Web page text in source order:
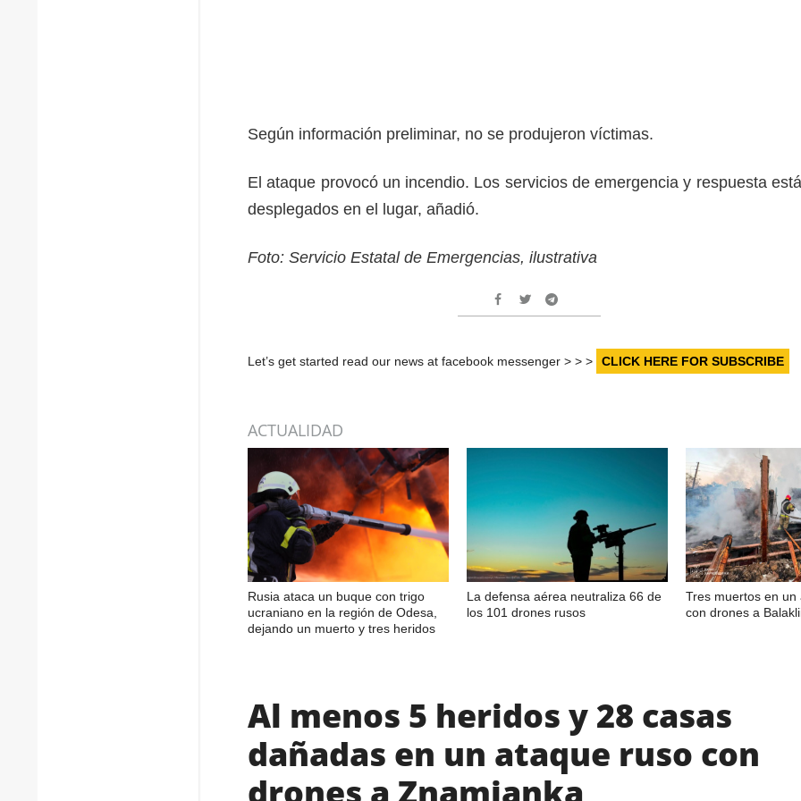
Según información preliminar, no se produjeron víctimas.
El ataque provocó un incendio. Los servicios de emergencia y respuesta
desplegados en el lugar, añadió.
Foto: Servicio Estatal de Emergencias, ilustrativa
Let’s get started read our news at facebook messenger > > > CLICK HERE FOR SUBSCRIBE
ACTUALIDAD
Rusia ataca un buque con trigo
ucraniano en la región de Odesa,
dejando un muerto y tres heridos
La defensa aérea neutraliza 66 de
los 101 drones rusos
Tres muertos en un
con drones a
Al menos 5 heridos y 28 casas
dañadas en un ataque ruso con
drones a Znamianka